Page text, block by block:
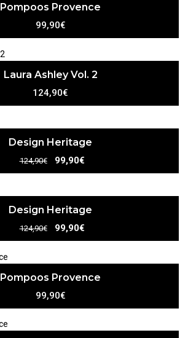
Pompoos Provence
99,90€
Laura Ashley Vol. 2
124,90€
Design Heritage
124,90€ 99,90€
Design Heritage
124,90€ 99,90€
Pompoos Provence
99,90€